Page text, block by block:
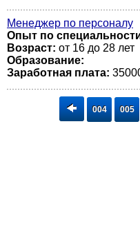
Менеджер по персоналу
Опыт по
Возраст: от 16 до 28 лет
Образование:
Заработная плата:
004 005